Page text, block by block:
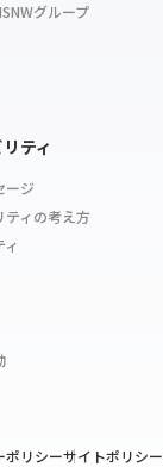
グループ
ティ
ージ
ティの考え方
ポリシーサイトポリシー